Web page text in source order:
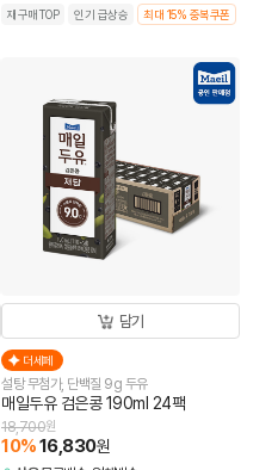
재구매TOP 인기 급상승 최대 15% 중복쿠폰
담기
더세페
설탕 무첨가, 단백질 9g 두유
매일두유 검은콩 190ml 24팩
18,700원
10%16,830원